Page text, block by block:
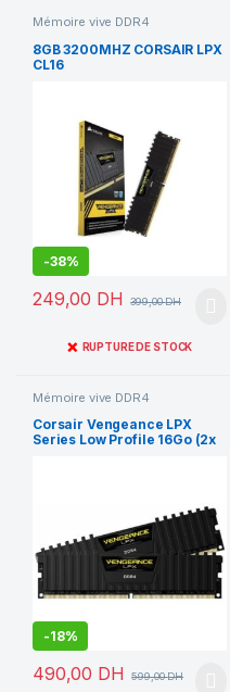
Mémoire vive DDR4
8GB 3200MHZ CORSAIR LPX
CL16
-38%
249,00 DH 399,00DH
❌ RUPTURE DE STOCK
Mémoire vive DDR4
Corsair Vengeance LPX
Series Low Profile 16Go (2x
-18%
490,00 DH 599,00DH